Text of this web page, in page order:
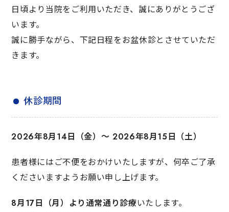
日頃より当院をご利用いただき、誠にありがとうござ
います。
誠に勝手ながら、下記日程をお盆休診とさせていただ
きます。
休診期間
2026年8月14日（金）〜 2026年8月15日（土）
患者様にはご不便をおかけいたしますが、何卒ご了承
くださいますようお願い申し上げます。
8月17日（月）より通常通り診療いたします。